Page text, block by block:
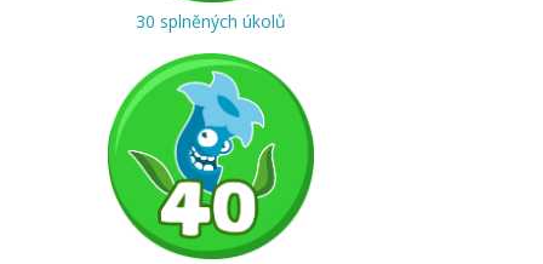
30 splněných úkolů